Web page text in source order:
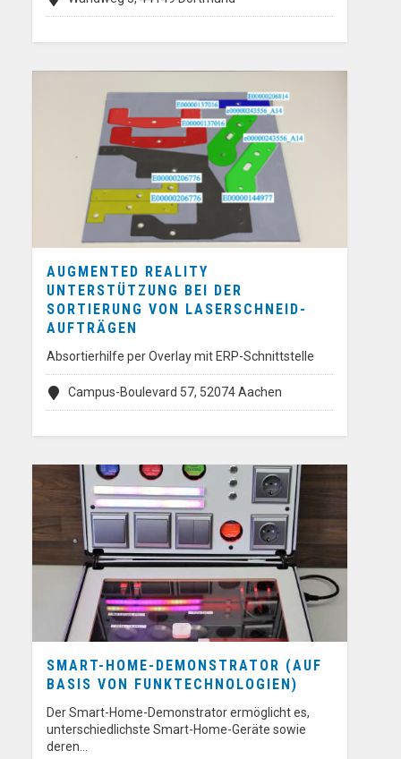
AUGMENTED REALITY
UNTERSTÜTZUNG BEI DER
SORTIERUNG VON LASERSCHNEID-
AUFTRÄGEN
Absortierhilfe per Overlay mit ERP-Schnittstelle
Campus-Boulevard 57, 52074 Aachen
SMART-HOME-DEMONSTRATOR (AUF
BASIS VON FUNKTECHNOLOGIEN)
Der Smart-Home-Demonstrator ermöglicht es,
unterschiedlichste Smart-Home-Geräte sowie
deren…